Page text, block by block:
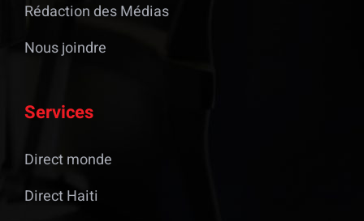
Rédaction des Médias
Nous joindre
Services
Direct monde
Direct Haiti